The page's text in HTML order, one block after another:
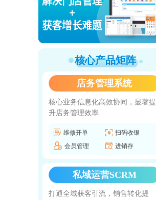
核心产品矩阵
店务管理系统
核心业务信息化高效协同，显著提
升店务管理效率
维修开单
扫码收银
会员管理
进销存
私域运营SCRM
打通全域获客引流，销售转化提